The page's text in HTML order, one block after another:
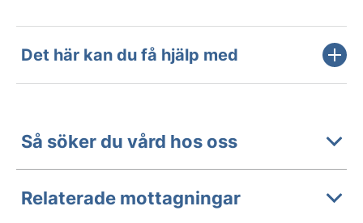
Det här kan du få hjälp med
Så söker du vård hos oss
Relaterade mottagningar